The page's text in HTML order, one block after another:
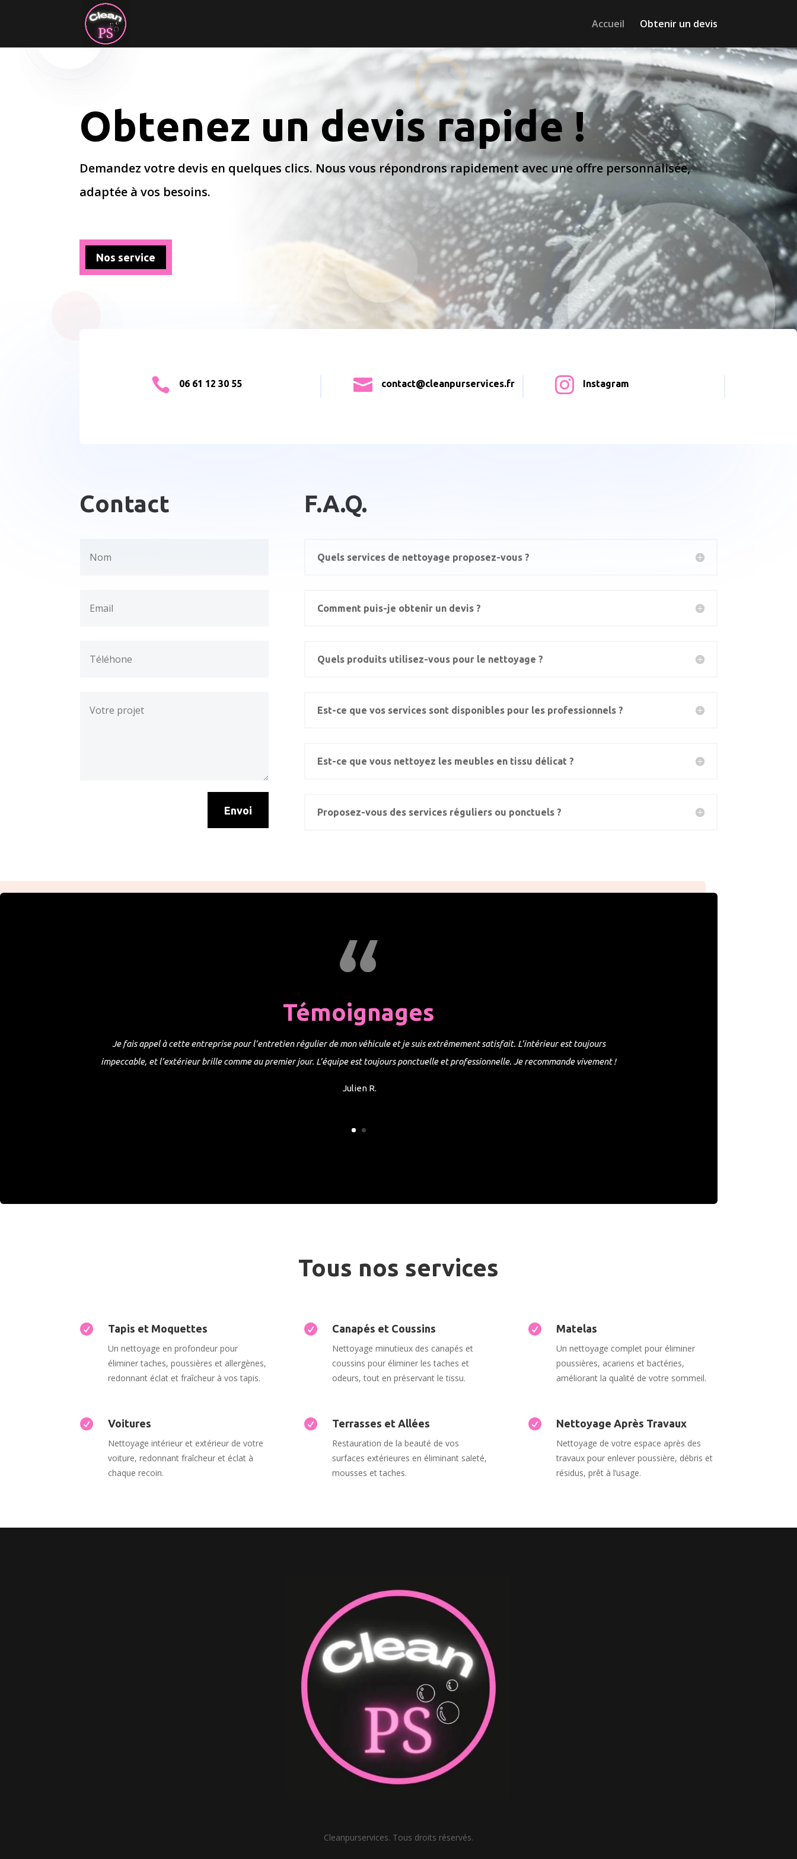
Accueil Obtenir un devis
Obtenez un devis rapide !
Demandez votre devis en quelques clics. Nous vous répondrons rapidement avec une offre personnalisée,
adaptée à vos besoins.
Nos service
 06 61 12 30 55  contact@cleanpurservices.fr  Instagram
Contact
Envoi
F.A.Q.
Quels services de nettoyage proposez-vous ?
Comment puis-je obtenir un devis ?
Quels produits utilisez-vous pour le nettoyage ?
Est-ce que vos services sont disponibles pour les professionnels ?
Est-ce que vous nettoyez les meubles en tissu délicat ?
Proposez-vous des services réguliers ou ponctuels ?
Témoignages
Je fais appel à cette entreprise pour l’entretien régulier de mon véhicule et je suis extrêmement satisfait. L’intérieur est toujours
impeccable, et l’extérieur brille comme au premier jour. L’équipe est toujours ponctuelle et professionnelle. Je recommande vivement !
Julien R.
Tous nos services
 Tapis et Moquettes
Un nettoyage en profondeur pour
éliminer taches, poussières et allergènes,
redonnant éclat et fraîcheur à vos tapis.
 Canapés et Coussins
Nettoyage minutieux des canapés et
coussins pour éliminer les taches et
odeurs, tout en préservant le tissu.
 Matelas
Un nettoyage complet pour éliminer
poussières, acariens et bactéries,
améliorant la qualité de votre sommeil.
 Voitures
Nettoyage intérieur et extérieur de votre
voiture, redonnant fraîcheur et éclat à
chaque recoin.
 Terrasses et Allées
Restauration de la beauté de vos
surfaces extérieures en éliminant saleté,
mousses et taches.
 Nettoyage Après Travaux
Nettoyage de votre espace après des
travaux pour enlever poussière, débris et
résidus, prêt à l’usage.
Cleanpurservices. Tous droits réservés.